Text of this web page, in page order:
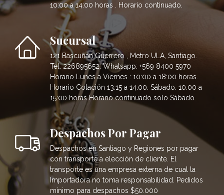
10:00 a 14:00 horas . Horario continuado.
Sucursal
121 Bascuñán Guerrero , Metro ULA, Santiago.
Tel: 226895652. Whatsapp: +569 8400 5970
Horario Lunes a Viernes : 10:00 a 18:00 horas.
Horario Colación 13:15 a 14:00. Sábado: 10:00 a
15:00 horas Horario continuado solo Sábado.
Despachos Por Pagar
Despachos en Santiago y Regiones por pagar
con transporte a elección de cliente. El
transporte es una empresa externa de cual la
Importadora no toma responsabilidad. Pedidos
mínimo para despachos $50.000